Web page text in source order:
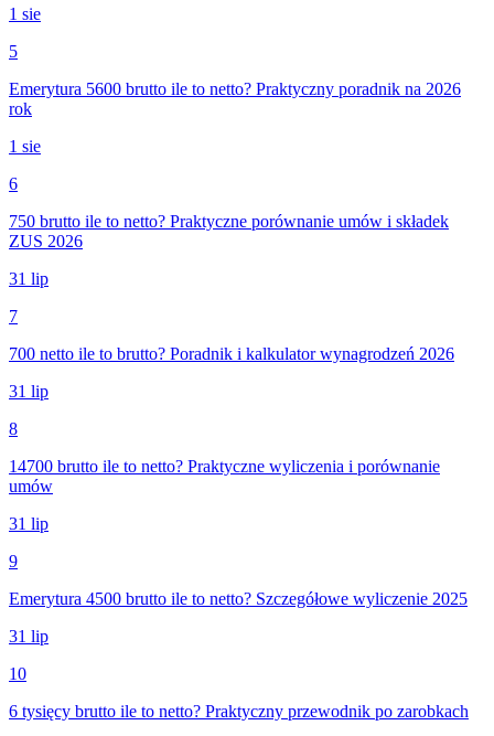
1 sie
5
Emerytura 5600 brutto ile to netto? Praktyczny poradnik na 2026
rok
1 sie
6
750 brutto ile to netto? Praktyczne porównanie umów i składek
ZUS 2026
31 lip
7
700 netto ile to brutto? Poradnik i kalkulator wynagrodzeń 2026
31 lip
8
14700 brutto ile to netto? Praktyczne wyliczenia i porównanie
umów
31 lip
9
Emerytura 4500 brutto ile to netto? Szczegółowe wyliczenie 2025
31 lip
10
6 tysięcy brutto ile to netto? Praktyczny przewodnik po zarobkach